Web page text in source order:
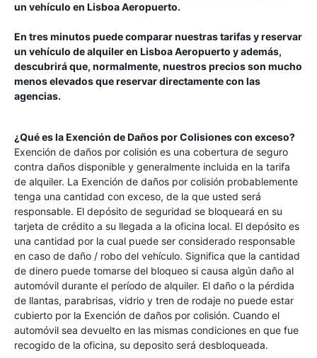
un vehículo en Lisboa Aeropuerto.
En tres minutos puede comparar nuestras tarifas y reservar
un vehículo de alquiler en Lisboa Aeropuerto y además,
descubrirá que, normalmente, nuestros precios son mucho
menos elevados que reservar directamente con las
agencias.
¿Qué es la Exención de Daños por Colisiones con exceso?
Exención de daños por colisión es una cobertura de seguro
contra daños disponible y generalmente incluida en la tarifa
de alquiler. La Exención de daños por colisión probablemente
tenga una cantidad con exceso, de la que usted será
responsable. El depósito de seguridad se bloqueará en su
tarjeta de crédito a su llegada a la oficina local. El depósito es
una cantidad por la cual puede ser considerado responsable
en caso de daño / robo del vehículo. Significa que la cantidad
de dinero puede tomarse del bloqueo si causa algún daño al
automóvil durante el período de alquiler. El daño o la pérdida
de llantas, parabrisas, vidrio y tren de rodaje no puede estar
cubierto por la Exención de daños por colisión. Cuando el
automóvil sea devuelto en las mismas condiciones en que fue
recogido de la oficina, su deposito será desbloqueada.